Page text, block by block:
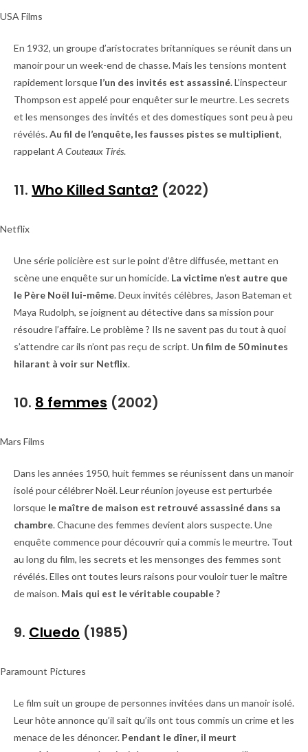
USA Films
En 1932, un groupe d’aristocrates britanniques se réunit dans un
manoir pour un week-end de chasse. Mais les tensions montent
rapidement lorsque l’un des invités est assassiné. L’inspecteur
Thompson est appelé pour enquêter sur le meurtre. Les secrets
et les mensonges des invités et des domestiques sont peu à peu
révélés.Au fil de l’enquête, les fausses pistes se multiplient,
rappelantA Couteaux Tirés.
11. Who Killed Santa? (2022)
Netflix
Une série policière est sur le point d’être diffusée, mettant en
scène une enquête sur un homicide. La victime n’est autre que
le Père Noël lui-même. Deux invités célèbres, Jason Bateman et
Maya Rudolph, se joignent au détective dans sa mission pour
résoudre l’affaire. Le problème ? Ils ne savent pas du tout à quoi
s’attendre car ils n’ont pas reçu de script. Un film de 50 minutes
hilarant à voir sur Netflix.
10. 8 femmes (2002)
Mars Films
Dans les années 1950, huit femmes se réunissent dans un manoir
isolé pour célébrer Noël. Leur réunion joyeuse est perturbée
lorsque le maître de maison est retrouvé assassiné dans sa
chambre. Chacune des femmes devient alors suspecte. Une
enquête commence pour découvrir qui a commis le meurtre. Tout
au long du film, les secrets et les mensonges des femmes sont
révélés. Elles ont toutes leurs raisons pour vouloir tuer le maître
de maison. Mais qui est le véritable coupable ?
9. Cluedo (1985)
Paramount Pictures
Le film suit un groupe de personnes invitées dans un manoir isolé.
Leur hôte annonce qu’il sait qu’ils ont tous commis un crime et les
menace de les dénoncer. Pendant le dîner, il meurt